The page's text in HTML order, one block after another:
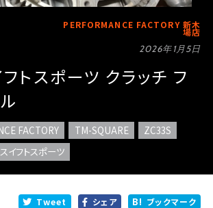
PERFORMANCE FACTORY 新木
場店
2026年1月5日
トスポーツ クラッチ フ
FACTORY TM-SQUARE
ZC33S
スイフトスポーツ
Tweet シェア ブックマーク